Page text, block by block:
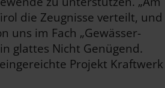
die Zeugnisse verteilt, und
uns im Fach „Gewässer-
glattes Nicht Genügend.
Projekt Kraftwerk